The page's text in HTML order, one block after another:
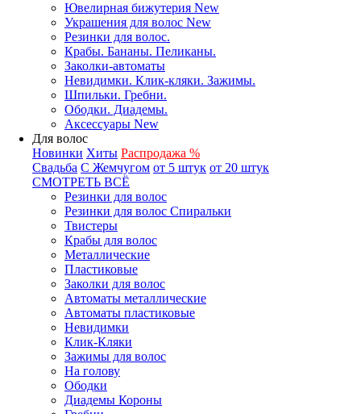
Ювелирная бижутерия New
Украшения для волос New
Резинки для волос.
Крабы. Бананы. Пеликаны.
Заколки-автоматы
Невидимки. Клик-кляки. Зажимы.
Шпильки. Гребни.
Ободки. Диадемы.
Аксессуары New
Для волос
Новинки Хиты Распродажа %
Свадьба С Жемчугом от 5 штук от 20 штук
СМОТРЕТЬ ВСЁ
Резинки для волос
Резинки для волос Спиральки
Твистеры
Крабы для волос
Металлические
Пластиковые
Заколки для волос
Автоматы металлические
Автоматы пластиковые
Невидимки
Клик-Кляки
Зажимы для волос
На голову
Ободки
Диадемы Короны